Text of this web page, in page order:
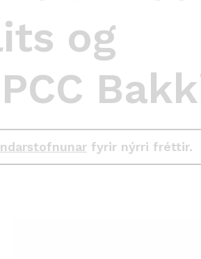
og
fyrir nýrri fréttir.